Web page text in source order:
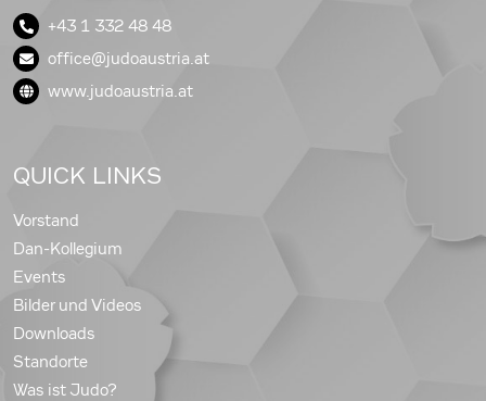
+43 1 332 48 48
office@judoaustria.at
www.judoaustria.at
QUICK LINKS
Vorstand
Dan-Kollegium
Events
Bilder und Videos
Downloads
Standorte
Was ist Judo?